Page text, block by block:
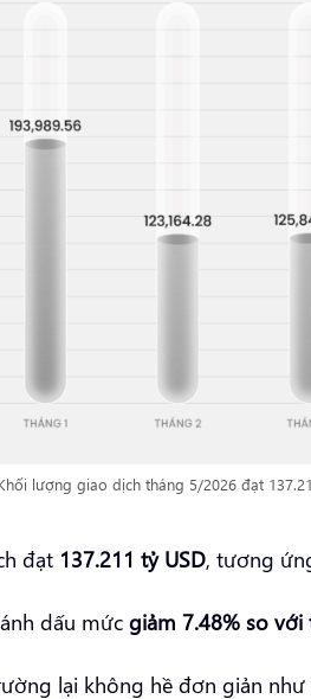
lượng giao dịch tháng 5/2026 đạt
đạt 137.211 tỷ USD, tương
dấu mức giảm 7.48% so
lại không hề đơn giản như